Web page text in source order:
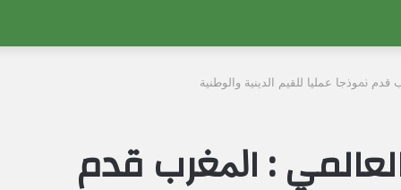
ﳕﻮذﺟﺎ ﻋﻤﻠﻴﺎ ﻟﻠﻘﻴﻢ اﻟﺪﻳﻨﻴﺔ واﻟﻮﻃﻨﻴﺔ
: اﳌﻐﺮب قدم